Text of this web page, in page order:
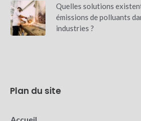
Quelles solutions
émissions de polluants
industries ?
Plan du site
Accueil